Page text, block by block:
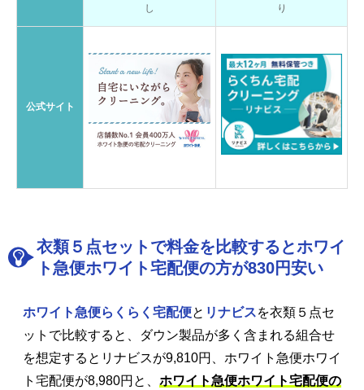
し
り
公式サイト
衣類５点セットで料金を比較するとホワイ
ト急便ホワイト宅配便の方が830円安い
ホワイト急便らくらく宅配便と リナビスを衣類５点セ
ットで比較すると、ダウン製品が多く含まれる組合せ
を想定するとリナビスが9,810円、ホワイト急便ホワイ
ト宅配便が8,980円と、 ホワイト急便ホワイト宅配便の